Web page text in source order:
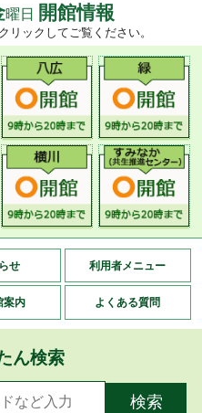
曜日 開館情報
リックしてご覧ください。
せ 利用者メニュー
案内 よくある質問
ん検索